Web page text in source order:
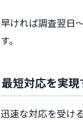
早ければ調査翌日
す。
最短対応を実
迅速な対応を受け